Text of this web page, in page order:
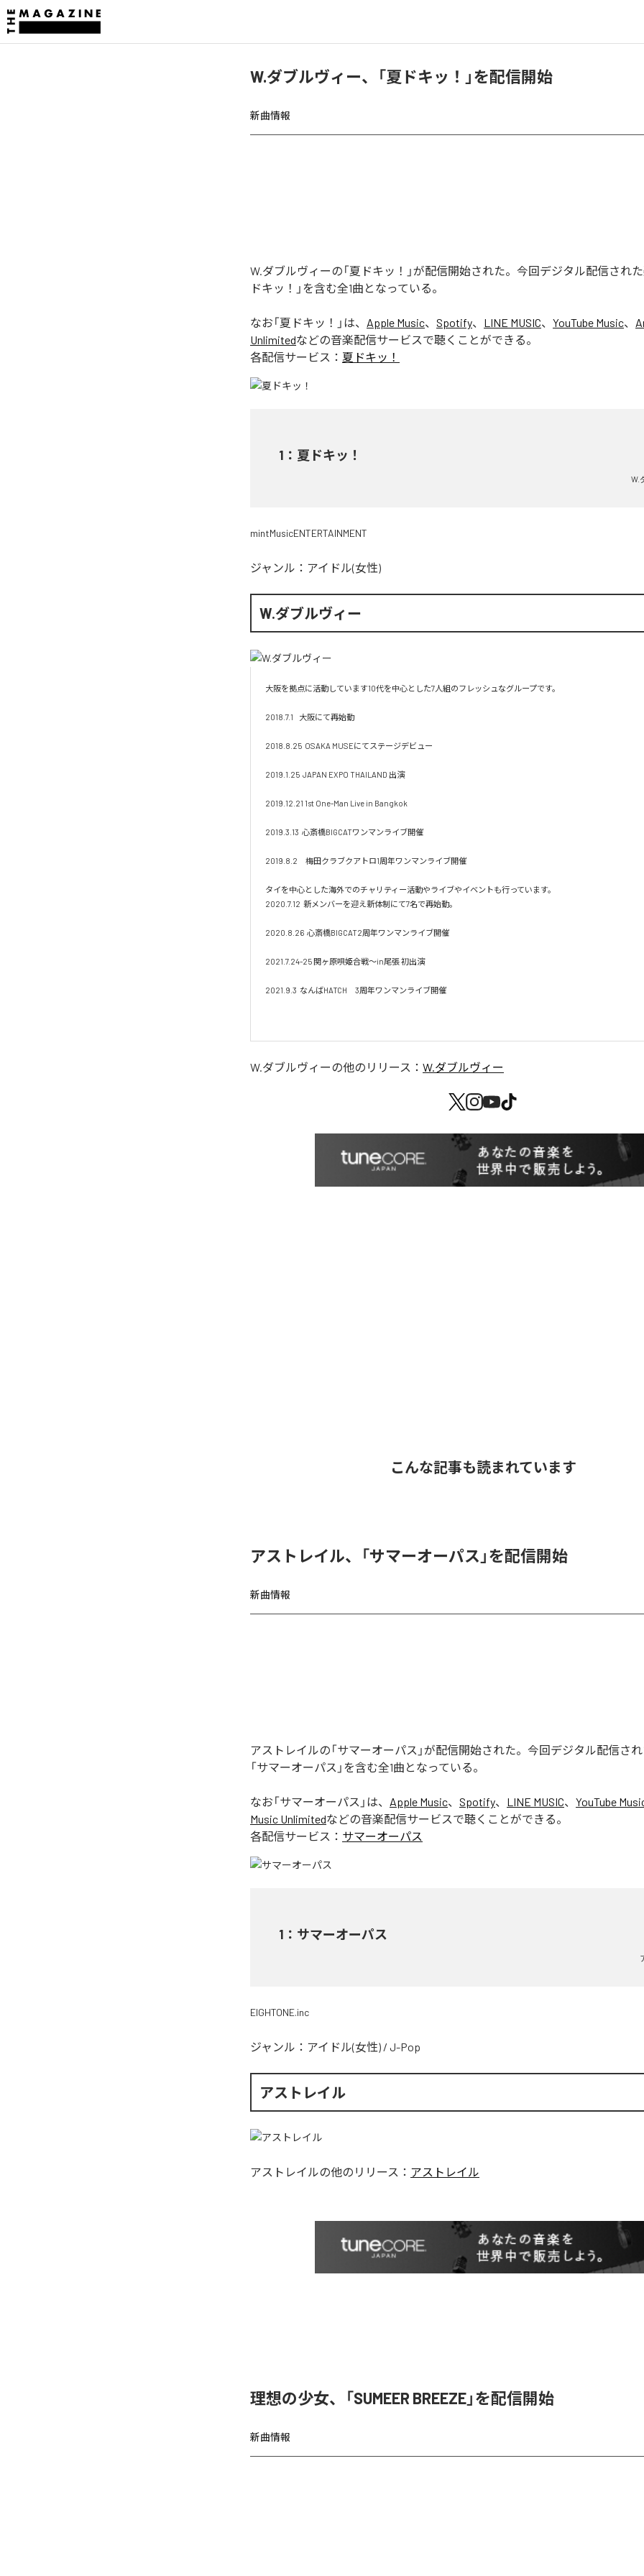
W.ダブルヴィー、「夏ドキッ！」を配信開始
新曲情報
W.ダブルヴィーの「夏ドキッ！」が配信開始された。今回デジタル配信された
ドキッ！」を含む全1曲となっている。
なお「夏ドキッ！ 」は、 Apple Music、 Spotify、 LINE MUSIC、 YouTube Music、
Unlimitedなどの音楽配信サービスで聴くことができる。
各配信サービス： 夏ドキッ！
1 ： 夏ドキッ！
W.
mintMusicENTERTAINMENT
ジャンル： アイドル(女性)
W.ダブルヴィー
大阪を拠点に活動しています10代を中心とした7人組のフレッシュなグループです。
2018.7.1    大阪にて再始動
2018.8.25  OSAKA MUSEにてステージデビュー
2019.1.25  JAPAN EXPO THAILAND 出演
2019.12.21 1st One-Man Live in Bangkok
2019.3.13  心斎橋BIGCATワンマンライブ開催
2019.8.2　梅田クラブクアトロ1周年ワンマンライブ開催
タイを中心とした海外でのチャリティー活動やライブやイベントも行っています。
2020.7.12  新メンバーを迎え新体制にて7名で再始動。
2020.8.26  心斎橋BIGCAT2周年ワンマンライブ開催
2021.7.24-25 関ヶ原唄姫合戦〜in尾張 初出演
2021.9.3  なんばHATCH　3周年ワンマンライブ開催
W.ダブルヴィーの他のリリース： W.ダブルヴィー
こんな記事も読まれています
アストレイル、「サマーオーパス」を配信開始
新曲情報
アストレイルの「サマーオーパス」が配信開始された。今回デジタル配信され
「サマーオーパス」を含む全1曲となっている。
なお「サマーオーパス 」は、 Apple Music、 Spotify、 LINE MUSIC、 YouTube
Music Unlimitedなどの音楽配信サービスで聴くことができる。
各配信サービス： サマーオーパス
1 ： サマーオーパス
EIGHTONE.inc
ジャンル： アイドル(女性) / J-Pop
アストレイル
アストレイルの他のリリース： アストレイル
理想の少女、「SUMEER BREEZE」を配信開始
新曲情報